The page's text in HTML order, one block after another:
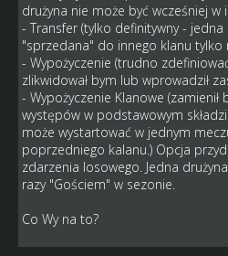
drużyna nie może być wcześniej w
- Transfer (tylko definitywny -
"sprzedana" do innego klanu tylko
- Wypożyczenie (trudno
zlikwidował bym lub wprowadził
- Wypożyczenie Klanowe
występów w podstawowym
może wystartować w jednym
poprzedniego kalanu.) Opcja
zdarzenia losowego. Jedna
razy "Gościem" w sezonie.
Co Wy na to?